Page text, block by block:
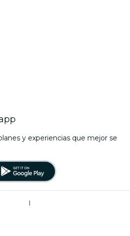
y experiencias que mejor se
|